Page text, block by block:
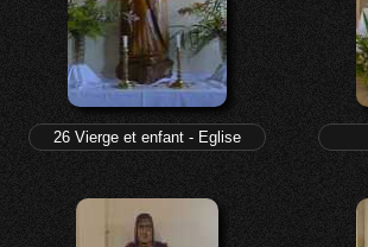
26 Vierge et enfant - Eglise